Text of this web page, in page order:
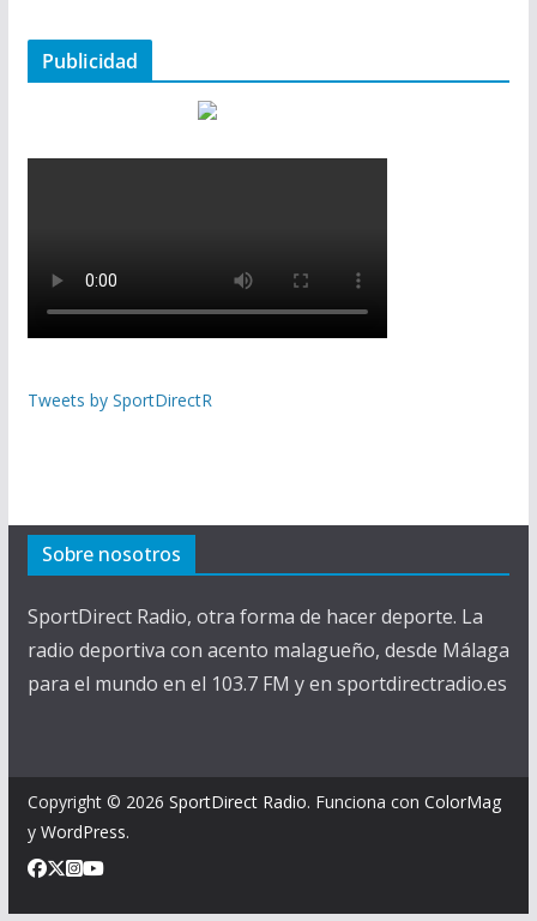
Publicidad
Tweets by SportDirectR
Sobre nosotros
SportDirect Radio, otra forma de hacer deporte. La
radio deportiva con acento malagueño, desde Málaga
para el mundo en el 103.7 FM y en sportdirectradio.es
Copyright © 2026 SportDirect Radio. Funciona con ColorMag
y WordPress.